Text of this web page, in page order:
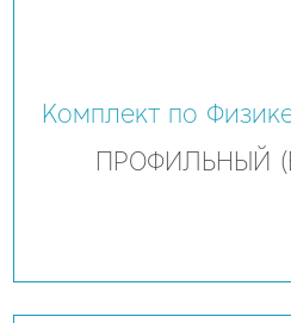
Комплект по
ПРОФИЛЬНЫЙ